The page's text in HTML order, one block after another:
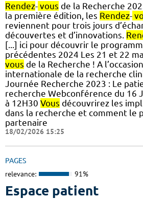
Rendez- vous de la Recherche
la première édition, les Rendez-
reviennent pour trois jours
découvertes et d’innovations.
[...] ici pour découvrir le
précédentes 2024 Les 21 et 22
vous de la Recherche ! A
internationale de la recherche
Journée Recherche 2023 : Le
recherche Webconférence du 16
à 12H30 Vous découvrirez les
dans la recherche et comment le
partenaire
18/02/2026 15:25
PAGES
relevance: 91%
Espace patient